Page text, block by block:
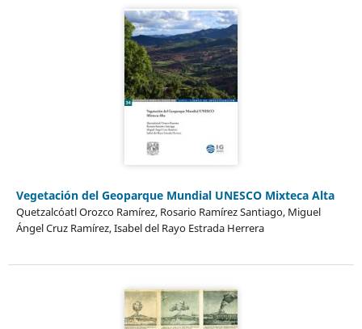
Vegetación del Geoparque Mundial UNESCO Mixteca Alta
Quetzalcóatl Orozco Ramírez, Rosario Ramírez Santiago, Miguel
Ángel Cruz Ramírez, Isabel del Rayo Estrada Herrera